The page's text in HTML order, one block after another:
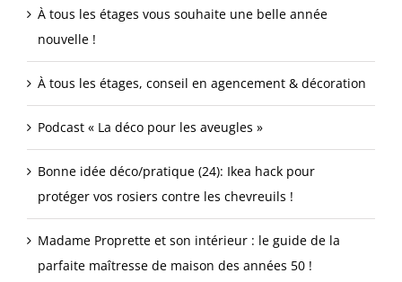
À tous les étages vous souhaite une belle année
nouvelle !
À tous les étages, conseil en agencement & décoration
Podcast « La déco pour les aveugles »
Bonne idée déco/pratique (24): Ikea hack pour
protéger vos rosiers contre les chevreuils !
Madame Proprette et son intérieur : le guide de la
parfaite maîtresse de maison des années 50 !